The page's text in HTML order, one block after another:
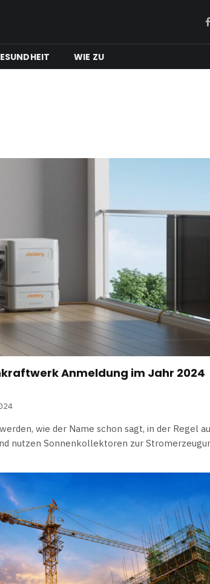
WIE ZU
Anmeldung im Jahr 2024
wie der Name schon sagt, in der Regel
nutzen Sonnenkollektoren zur